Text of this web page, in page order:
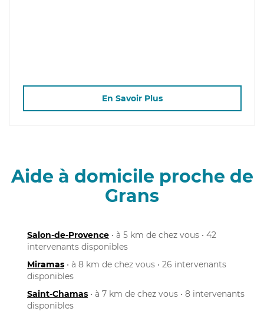
En Savoir Plus
Aide à domicile proche de
Grans
Salon-de-Provence • à 5 km de chez vous • 42
intervenants disponibles
Miramas • à 8 km de chez vous • 26 intervenants
disponibles
Saint-Chamas • à 7 km de chez vous • 8 intervenants
disponibles